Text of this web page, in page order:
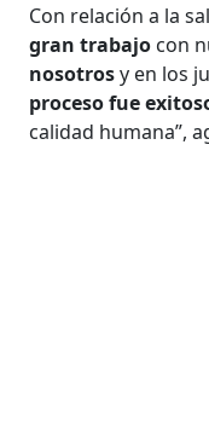
Con relación a la
gran trabajo con
nosotrosy en los
proceso fue
calidad humana”,